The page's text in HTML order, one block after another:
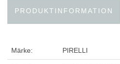
PRODUKTINFORMATION
Märke: PIRELLI